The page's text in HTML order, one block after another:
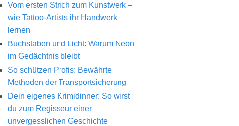
Vom ersten Strich zum Kunstwerk –
wie Tattoo-Artists ihr Handwerk
lernen
Buchstaben und Licht: Warum Neon
im Gedächtnis bleibt
So schützen Profis: Bewährte
Methoden der Transportsicherung
Dein eigenes Krimidinner: So wirst
du zum Regisseur einer
unvergesslichen Geschichte